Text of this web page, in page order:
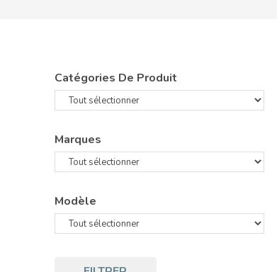
Catégories De Produit
Marques
Modèle